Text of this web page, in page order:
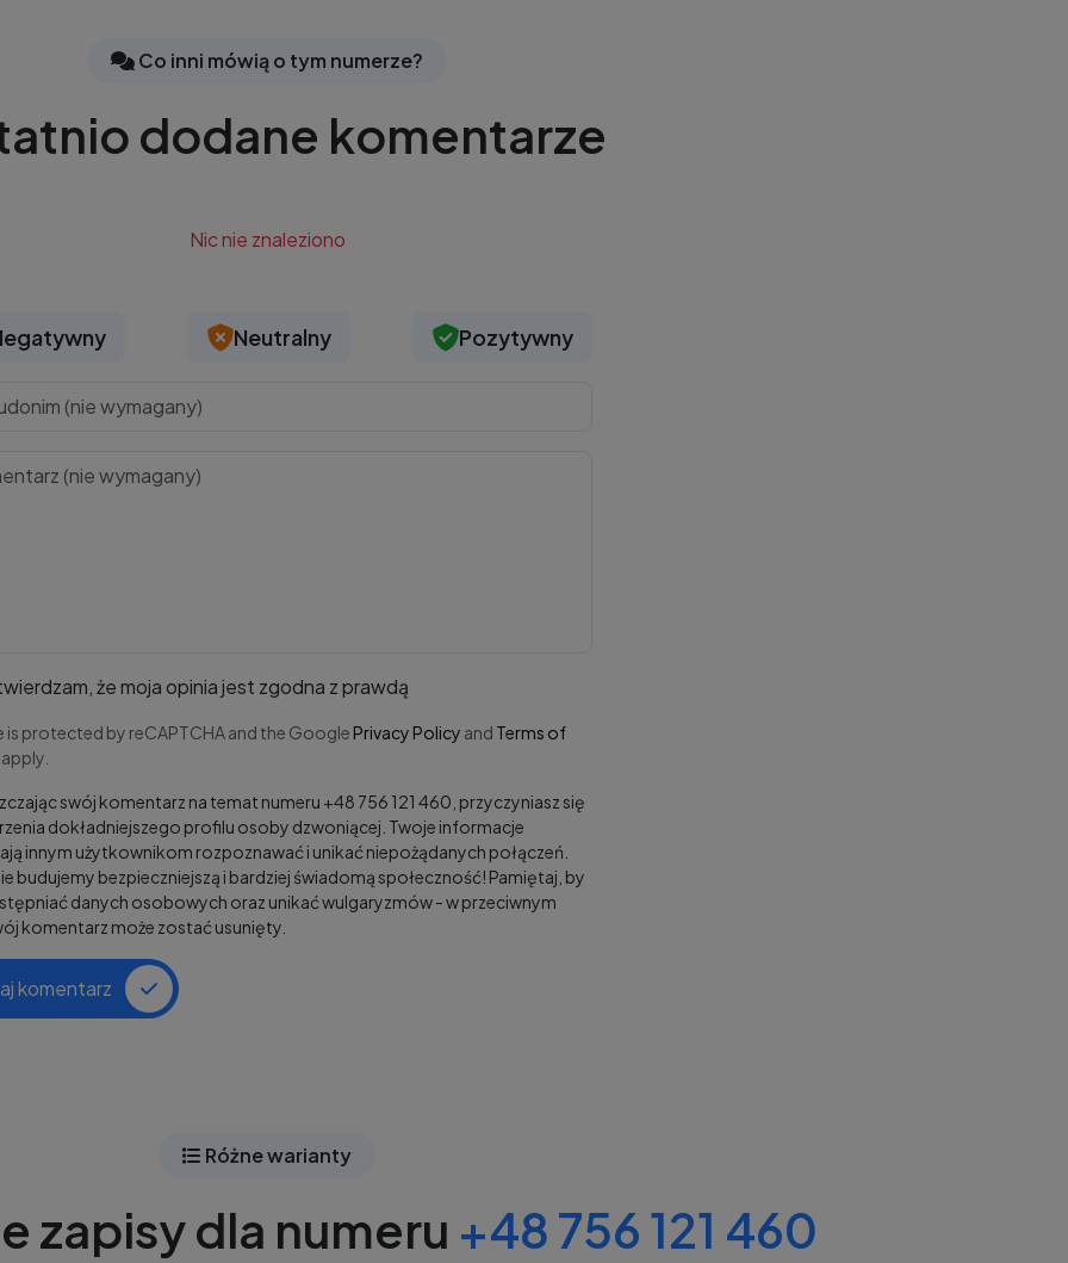
Co inni mówią o tym numerze?
dodane komentarze
Nic nie znaleziono
Neutralny Pozytywny
że moja opinia jest zgodna z prawdą
is protected by reCAPTCHA and the Google Privacy Policy and Terms of
apply.
swój komentarz na temat numeru +48 756 121 460, przyczyniasz się
dokładniejszego profilu osoby dzwoniącej. Twoje informacje
innym użytkownikom rozpoznawać i unikać niepożądanych połączeń.
budujemy bezpieczniejszą i bardziej świadomą społeczność! Pamiętaj, by
danych osobowych oraz unikać wulgaryzmów - w przeciwnym
komentarz może zostać usunięty.
komentarz
Różne warianty
zapisy dla numeru +48 756 121 460